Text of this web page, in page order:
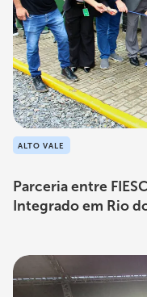
ALTO VALE
Parceria entre
Integrado em Rio